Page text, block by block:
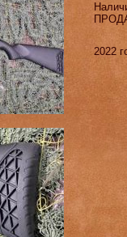
2022